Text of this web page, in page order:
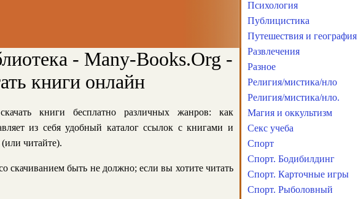
- Many-Books.Org -
книги онлайн
книги бесплатно различных жанров: как
из себя удобный каталог ссылок с книгами и
читайте).
скачиванием быть не должно; если вы хотите читать
Психология
Публицистика
Путешествия и география
Развлечения
Разное
Религия/мистика/нло
Религия/мистика/нло.
Магия и оккультизм
Секс учеба
Спорт
Спорт. Бодибилдинг
Спорт. Карточные игры
Спорт. Рыболовный